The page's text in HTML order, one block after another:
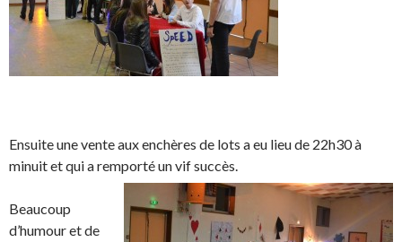
Ensuite une vente aux enchères de lots a eu lieu de 22h30 à
minuit et qui a remporté un vif succès.
Beaucoup
d’humour et de